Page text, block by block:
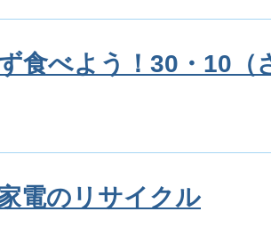
食べよう！30・10（
電のリサイクル